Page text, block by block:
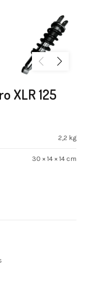
XLR 125
2,2 kg
30 × 14 × 14 cm